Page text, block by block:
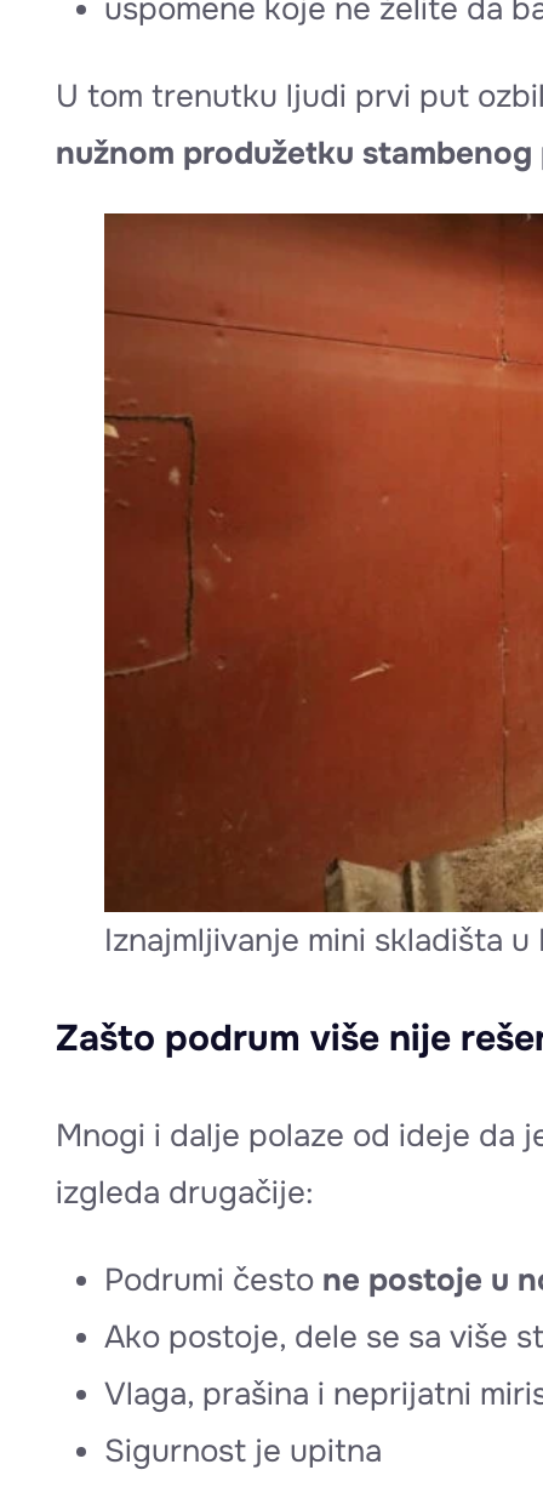
uspomene koje ne želite da
U tom trenutku ljudi prvi put
nužnom produžetku
Iznajmljivanje mini skladišta
Zašto podrum više nije
Mnogi i dalje polaze od ideje da
izgleda drugačije:
Podrumi često ne postoje u
Ako postoje, dele se sa više
Vlaga, prašina i neprijatni
Sigurnost je upitna